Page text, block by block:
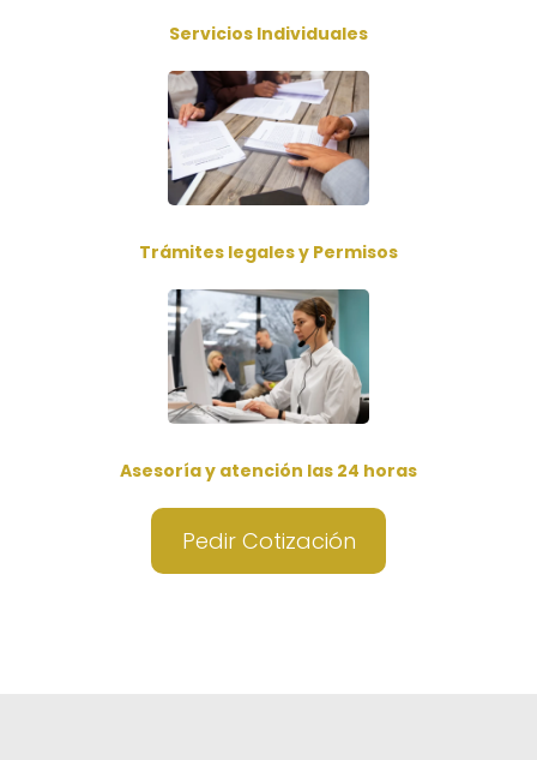
Servicios Individuales
Trámites legales y Permisos
Asesoría y atención las 24 horas
Pedir Cotización